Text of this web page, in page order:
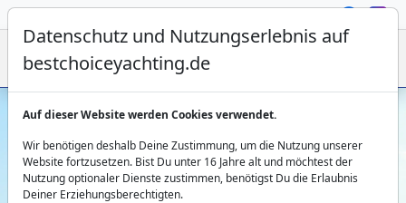
Gulet Charter Olbia: Unsere Flotte
Datenschutz und Nutzungserlebnis auf
bestchoiceyachting.de
Auf dieser Website werden Cookies verwendet.
Wir benötigen deshalb Deine Zustimmung, um die Nutzung unserer
Website fortzusetzen. Bist Du unter 16 Jahre alt und möchtest der
Nutzung optionaler Dienste zustimmen, benötigst Du die Erlaubnis
Deiner Erziehungsberechtigten.